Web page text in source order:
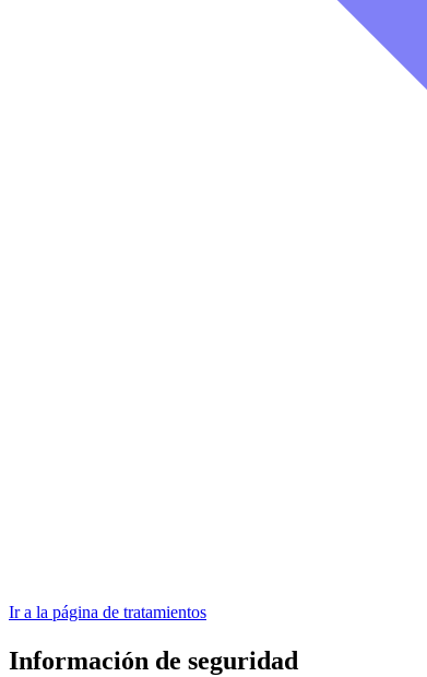
Ir a la página de tratamientos
Información de seguridad